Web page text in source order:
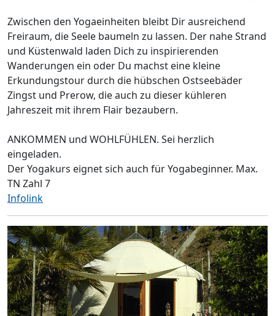
Zwischen den Yogaeinheiten bleibt Dir ausreichend
Freiraum, die Seele baumeln zu lassen. Der nahe Strand
und Küstenwald laden Dich zu inspirierenden
Wanderungen ein oder Du machst eine kleine
Erkundungstour durch die hübschen Ostseebäder
Zingst und Prerow, die auch zu dieser kühleren
Jahreszeit mit ihrem Flair bezaubern.
ANKOMMEN und WOHLFÜHLEN. Sei herzlich
eingeladen.
Der Yogakurs eignet sich auch für Yogabeginner. Max.
TN Zahl 7
Infolink